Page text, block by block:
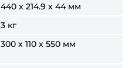
440 x 214.9 x 44 мм
3 кг
300 x 110 x 550 мм